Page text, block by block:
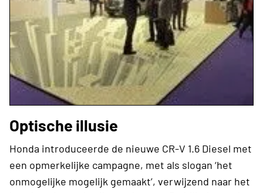
Optische illusie
Honda introduceerde de nieuwe CR-V 1.6 Diesel met
een opmerkelijke campagne, met als slogan ‘het
onmogelijke mogelijk gemaakt’, verwijzend naar het